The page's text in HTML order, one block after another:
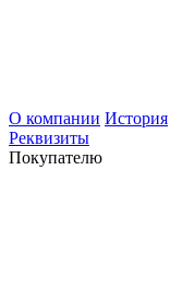
О компании История
Реквизиты
Покупателю